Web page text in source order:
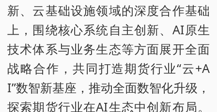
新、云基础设施领域的深度合作基础
上，围绕核心系统自主创新、AI原生
技术体系与业务生态等方面展开全面
战略合作，共同打造期货行业“云+A
I”数智新基座，推动全面数智化升级，
探索期货行业在AI生态中创新布局。